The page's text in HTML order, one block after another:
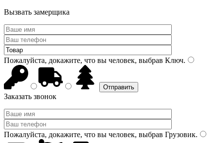
Вызвать замерщика
Пожалуйста, докажите, что вы человек, выбрав Ключ.
Заказать звонок
Пожалуйста, докажите, что вы человек, выбрав Грузовик.